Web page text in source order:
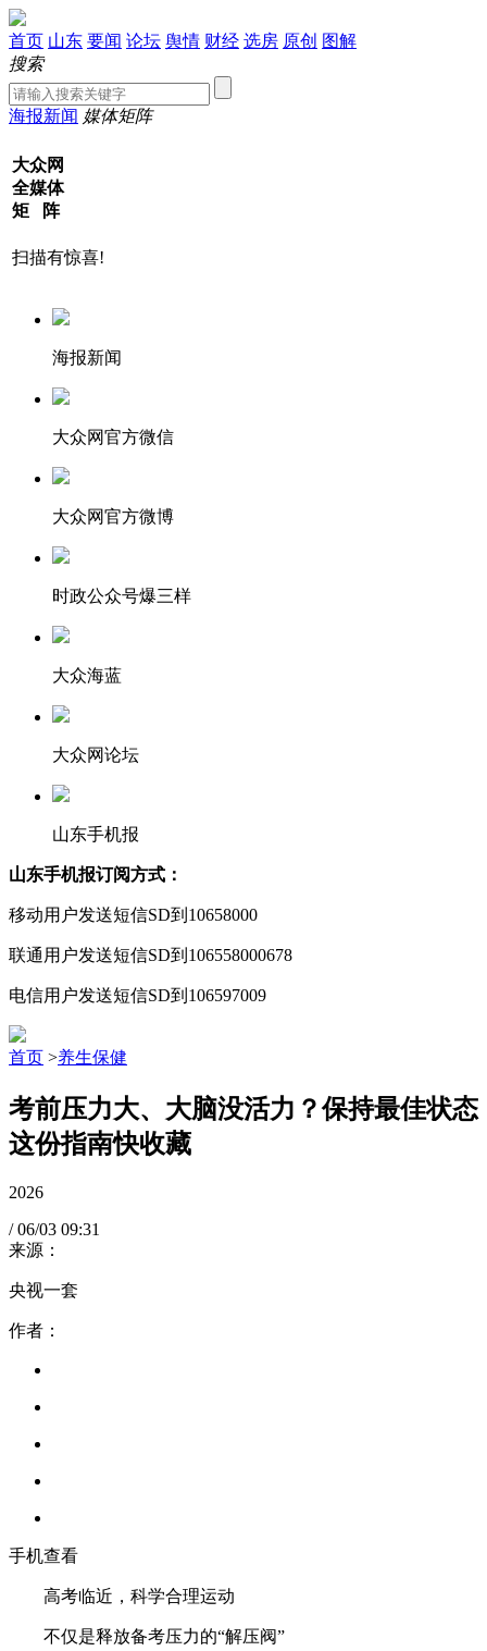
首页 山东 要闻 论坛 舆情 财经 选房 原创 图解
搜索
海报新闻 媒体矩阵
大众网
全媒体
矩 阵
扫描有惊喜!
海报新闻
大众网官方微信
大众网官方微博
时政公众号爆三样
大众海蓝
大众网论坛
山东手机报
山东手机报订阅方式：
移动用户发送短信SD到10658000
联通用户发送短信SD到106558000678
电信用户发送短信SD到106597009
首页 >养生保健
考前压力大、大脑没活力？保持最佳状态
这份指南快收藏
2026
/ 06/03 09:31
来源：
央视一套
作者：
手机查看
高考临近，科学合理运动
不仅是释放备考压力的“解压阀”